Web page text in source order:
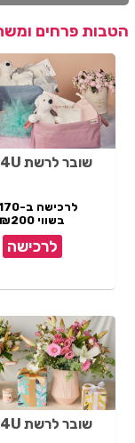
הטבות פרחים
שובר לרשת ZER4U
לרכישה ב-₪170
בשווי ₪200
לרכישה
שובר לרשת ZER4U